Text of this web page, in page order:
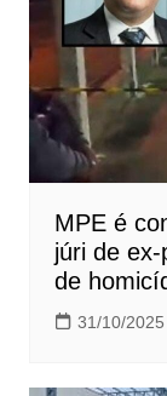
MPE é
júri de
de
31/10/2025